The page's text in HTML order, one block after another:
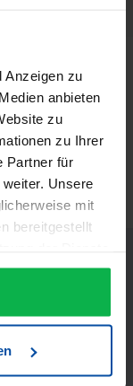
Anzeigen zu
anbieten
zu
zu Ihrer
Partner für
Unsere
mit
bereitgestellt
- Grün
mir entsprechend
jederzeit